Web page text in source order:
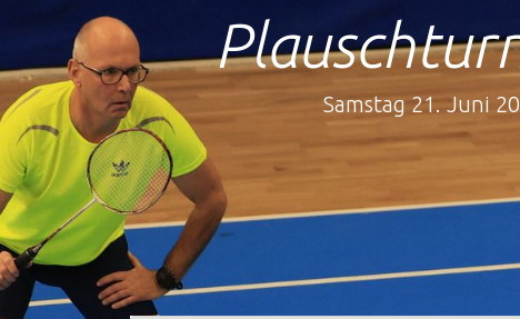
Samstag 21. Juni